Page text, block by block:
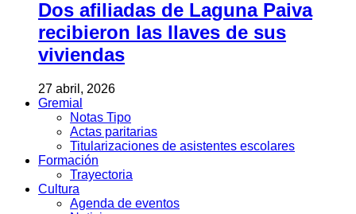
Dos afiliadas de Laguna Paiva
recibieron las llaves de sus
viviendas
27 abril, 2026
Gremial
Notas Tipo
Actas paritarias
Titularizaciones de asistentes escolares
Formación
Trayectoria
Cultura
Agenda de eventos